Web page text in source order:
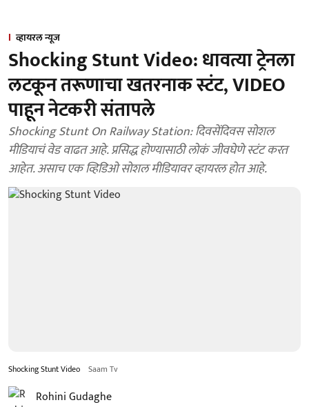
व्हायरल न्यूज
Shocking Stunt Video: धावत्या ट्रेनला
लटकून तरूणाचा खतरनाक स्टंट, VIDEO
पाहून नेटकरी संतापले
Shocking Stunt On Railway Station: दिवसेंदिवस सोशल
मीडियाचं वेड वाढत आहे. प्रसिद्ध होण्यासाठी लोकं जीवघेणे स्टंट करत
आहेत. असाच एक व्हिडिओ सोशल मीडियावर व्हायरल होत आहे.
Shocking Stunt Video Saam Tv
Rohini Gudaghe